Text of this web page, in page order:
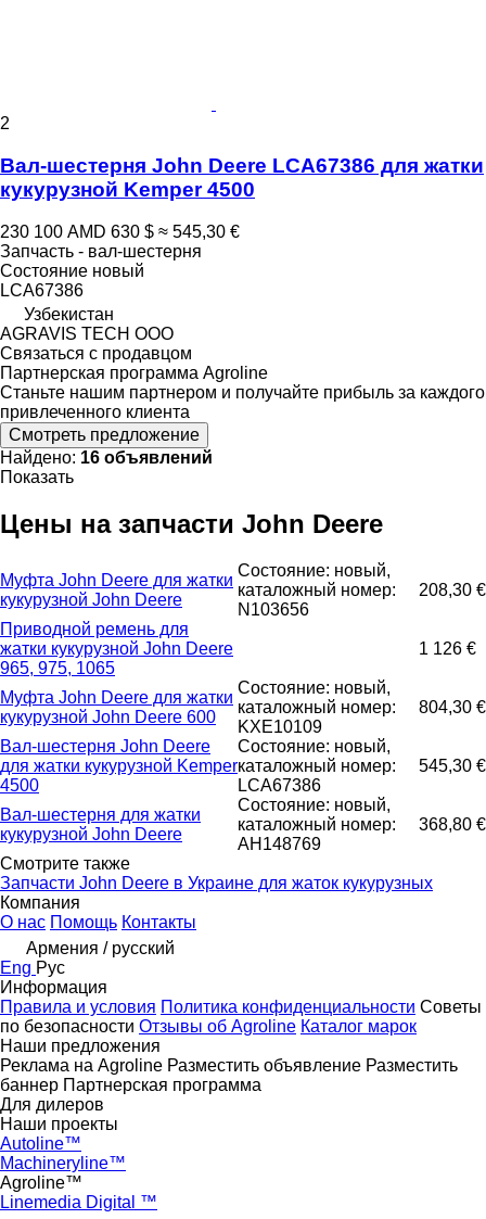
2
Вал-шестерня John Deere LCA67386 для жатки
кукурузной Kemper 4500
230 100 AMD 630 $ ≈ 545,30 €
Запчасть - вал-шестерня
Состояние новый
LCA67386
Узбекистан
AGRAVIS TECH ООО
Связаться с продавцом
Партнерская программа Agroline
Станьте нашим партнером и получайте прибыль за каждого
привлеченного клиента
Смотреть предложение
Найдено: 16 объявлений
Показать
Цены на запчасти John Deere
Муфта John Deere для жатки
кукурузной John Deere
Состояние: новый,
каталожный номер:
N103656
208,30 €
Приводной ремень для
жатки кукурузной John Deere
965, 975, 1065
1 126 €
Муфта John Deere для жатки
кукурузной John Deere 600
Состояние: новый,
каталожный номер:
KXE10109
804,30 €
Вал-шестерня John Deere
для жатки кукурузной Kemper
4500
Состояние: новый,
каталожный номер:
LCA67386
545,30 €
Вал-шестерня для жатки
кукурузной John Deere
Состояние: новый,
каталожный номер:
AH148769
368,80 €
Смотрите также
Запчасти John Deere в Украине для жаток кукурузных
Компания
О нас Помощь Контакты
Армения / русский
Eng Рус
Информация
Правила и условия Политика конфиденциальности Советы
по безопасности Отзывы об Agroline Каталог марок
Наши предложения
Реклама на Agroline Разместить объявление Разместить
баннер Партнерская программа
Для дилеров
Наши проекты
Autoline™
Machineryline™
Agroline™
Linemedia Digital ™